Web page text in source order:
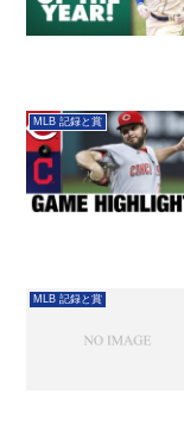
MLB 記録と賞
MLB 記録と賞